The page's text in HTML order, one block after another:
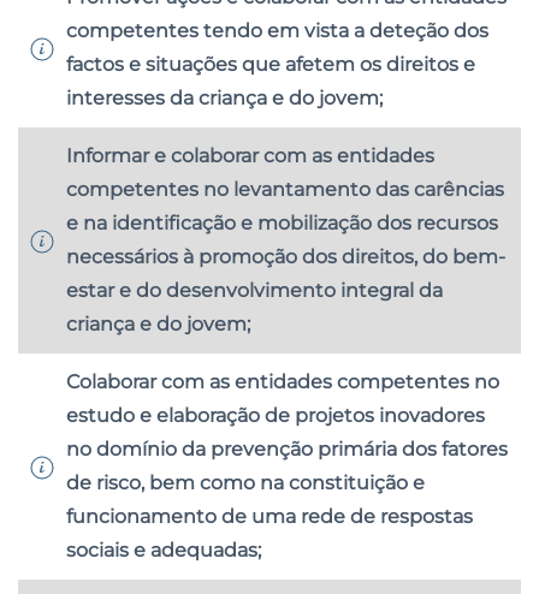
competentes tendo em vista a deteção dos
factos e situações que afetem os direitos e
interesses da criança e do jovem;
Informar e colaborar com as entidades
competentes no levantamento das carências
e na identificação e mobilização dos recursos
necessários à promoção dos direitos, do bem-
estar e do desenvolvimento integral da
criança e do jovem;
Colaborar com as entidades competentes no
estudo e elaboração de projetos inovadores
no domínio da prevenção primária dos fatores
de risco, bem como na constituição e
funcionamento de uma rede de respostas
sociais e adequadas;